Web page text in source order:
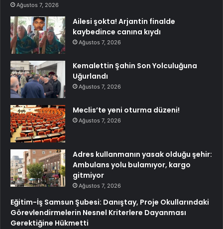
Ağustos 7, 2026
Ailesi şokta! Arjantin finalde
kaybedince canına kıydı
Ağustos 7, 2026
Kemalettin Şahin Son Yolculuğuna
Uğurlandı
Ağustos 7, 2026
Meclis’te yeni oturma düzeni!
Ağustos 7, 2026
Adres kullanmanın yasak olduğu şehir:
Ambulans yolu bulamıyor, kargo
gitmiyor
Ağustos 7, 2026
Eğitim-İş Samsun Şubesi: Danıştay, Proje Okullarındaki
Görevlendirmelerin Nesnel Kriterlere Dayanması
Gerektiğine Hükmetti